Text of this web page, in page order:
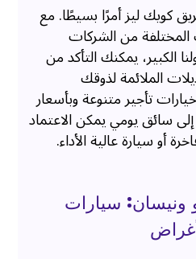
كويك ليز أمرًا بسيطًا. مع
المختلفة من الشركات
الكبير، يمكنك التأكد من
الملائمة لذوقك
تأجير متنوعة وبأسعار
سائق يومي يمكن الاعتماد
أو سيارة عالية الأداء.
ونيسان: سيارات